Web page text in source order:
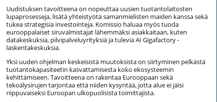
Uudistuksen tavoitteena on nopeuttaa uusien tuotantolaitosten
lupaprosesseja, lisätä yhteistyötä samanmielisten maiden kanssa sekä
tukea strategisia investointeja. Komissio haluaa myös tuoda
eurooppalaiset siruvalmistajat lähemmäksi asiakkaitaan, kuten
datakeskuksia, pilvipalveluyrityksiä ja tulevia AI Gigafactory -
laskentakeskuksia.
Yksi uuden ohjelman keskeisistä muutoksista on siirtyminen pelkästä
tuotantokapasiteetin kasvattamisesta koko ekosysteemin
kehittämiseen. Tavoitteena on rakentaa Eurooppaan sekä
tekoälysirujen tarjontaa että niiden kysyntää, jotta alue ei jäisi
riippuvaiseksi Euroopan ulkopuolisista toimittajista.